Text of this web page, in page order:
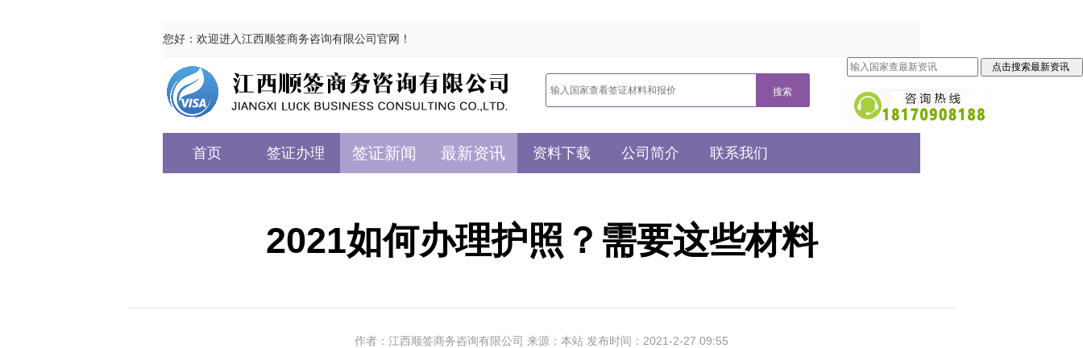
您好：欢迎进入江西顺签商务咨询有限公司官网！
首页 签证办理 签证新闻 最新资讯 资料下载 公司简介 联系我们
2021如何办理护照？需要这些材料
作者：江西顺签商务咨询有限公司 来源：本站 发布时间：2021-2-27 09:55